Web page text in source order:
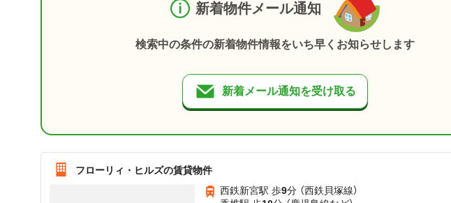
新着物件メール通知
検索中の条件の新着物件情報をいち早くお知らせします
新着メール通知を受け取る
フローリィ・ヒルズの賃貸物件
西鉄新宮駅 歩9分 （西鉄貝塚線）